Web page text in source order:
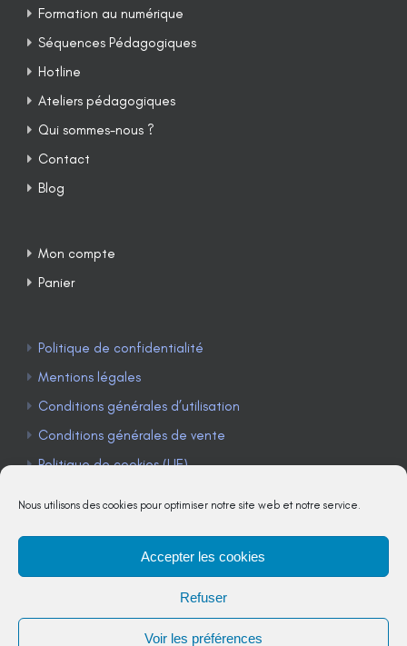
Nous utilisons des cookies pour optimiser notre site web et notre service.
Accepter les cookies
Refuser
Voir les préférences
Formation au numérique
Séquences Pédagogiques
Hotline
Ateliers pédagogiques
Qui sommes-nous ?
Contact
Blog
Mon compte
Panier
Politique de confidentialité
Mentions légales
Conditions générales d’utilisation
Conditions générales de vente
Politique de cookies (UE)
TÉLÉPHONE : 04 90 85 22 98